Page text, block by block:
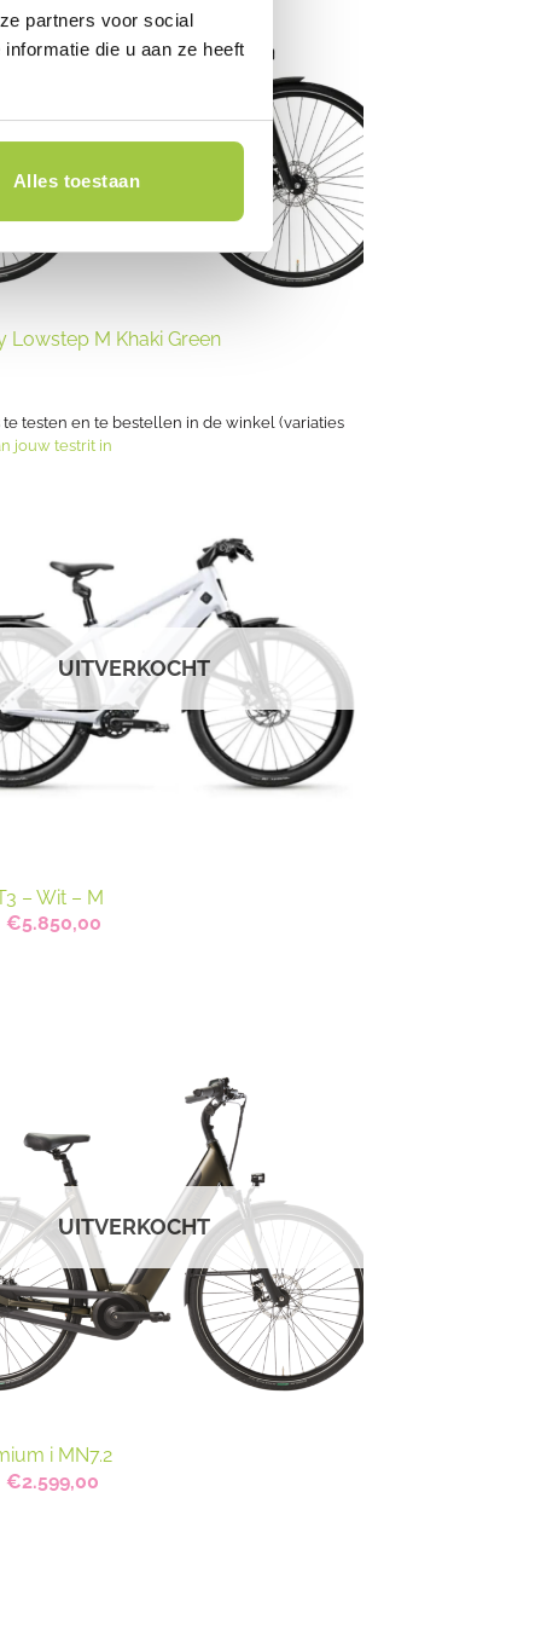
partners voor social
die u aan ze heeft
Alles toestaan
Lowstep M Khaki Green
te testen en te bestellen in de winkel (variaties
jouw testrit in
UITVERKOCHT
– Wit – M
Oorspronkelijke
€5.850,00Huidige
UITVERKOCHT
i MN7.2
Oorspronkelijke
prijs
€2.599,00Huidige